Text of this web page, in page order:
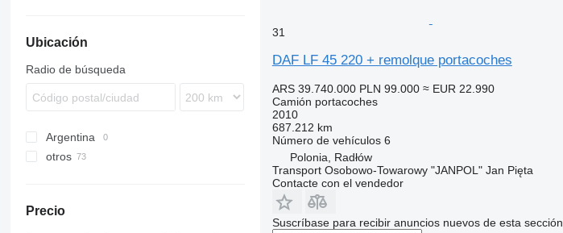
Ubicación
Radio de búsqueda
Argentina
otros
Precio
31
DAF LF 45 220 + remolque portacoches
ARS 39.740.000 PLN 99.000 ≈ EUR 22.990
Camión portacoches
2010
687.212 km
Número de vehículos 6
Polonia, Radłów
Transport Osobowo-Towarowy "JANPOL" Jan Pięta
Contacte con el vendedor
Suscríbase para recibir anuncios nuevos de esta sección